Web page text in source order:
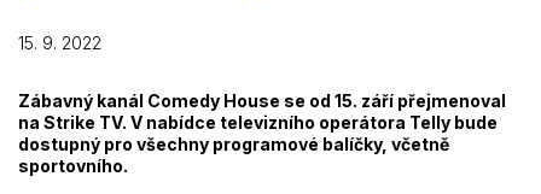
15. 9. 2022
Zábavný kanál Comedy House se od 15. září přejmenoval
na Strike TV. V nabídce televizního operátora Telly bude
dostupný pro všechny programové balíčky, včetně
sportovního.